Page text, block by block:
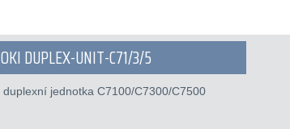
OKI DUPLEX-UNIT-C71/3/5
duplexní jednotka C7100/C7300/C7500